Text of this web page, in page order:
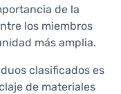
de la
los miembros
más amplia.
clasificados es
de materiales